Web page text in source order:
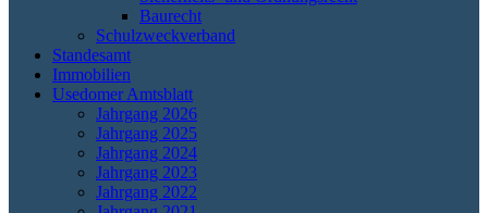
Baurecht
Schulzweckverband
Standesamt
Immobilien
Usedomer Amtsblatt
Jahrgang 2026
Jahrgang 2025
Jahrgang 2024
Jahrgang 2023
Jahrgang 2022